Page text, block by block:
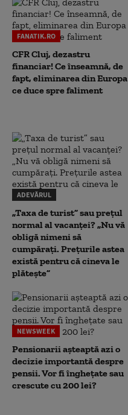
FANATIK.RO
CFR Cluj, dezastru
financiar! Ce înseamnă, de
fapt, eliminarea din Europa
ce duce spre faliment
ADEVĂRUL
„Taxa de turist” sau prețul
normal al vacanței? „Nu vă
obligă nimeni să
cumpărați. Prețurile astea
există pentru că cineva le
plătește”
NEWSWEEK
Pensionarii așteaptă azi o
decizie importantă despre
pensii. Vor fi înghețate sau
crescute cu 200 lei?